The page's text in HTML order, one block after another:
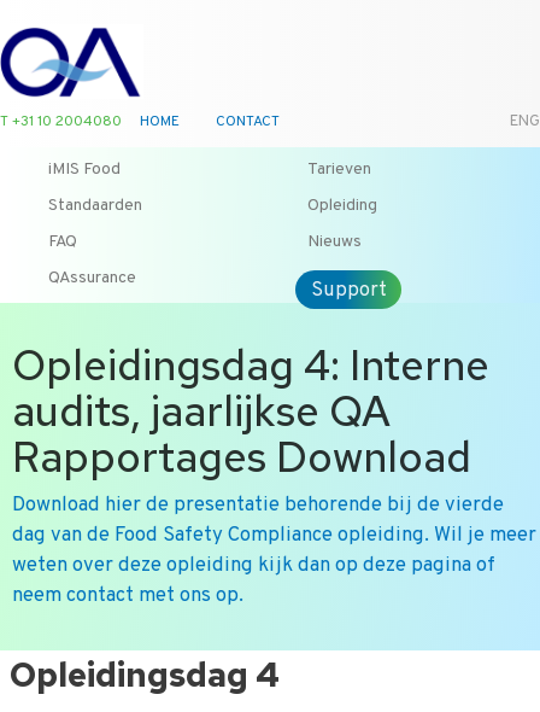
T +31 10 2004080 HOME CONTACT ENG
iMIS Food
Tarieven
Standaarden
Opleiding
FAQ
Nieuws
QAssurance
Support
Opleidingsdag 4: Interne
audits, jaarlijkse QA
Rapportages Download
Download hier de presentatie behorende bij de vierde
dag van de Food Safety Compliance opleiding. Wil je meer
weten over deze opleiding kijk dan op deze pagina of
neem contact met ons op.
Ga
naar
Opleidingsdag 4